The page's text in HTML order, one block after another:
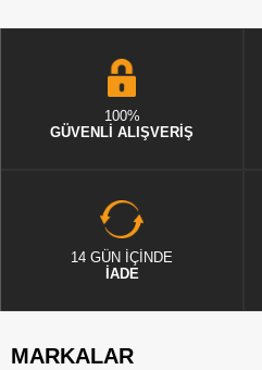
100%
GÜVENLİ ALIŞVERİŞ
14 GÜN İÇİNDE
İADE
MARKALAR